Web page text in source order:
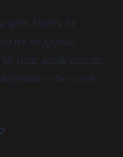
gelir. Nitelik ise
tek bir çiçekte
taştır, ancak zümrüt,
ve her yerde